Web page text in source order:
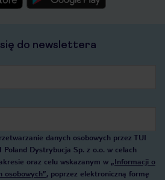
do newslettera
danych osobowych przez TUI
Poland Dystrybucja Sp. z o.o. w celach
oraz celu wskazanym w „Informacji o
osobowych”, poprzez elektroniczną formę